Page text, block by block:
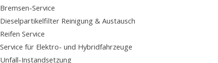
Bremsen-Service
Dieselpartikelfilter Reinigung & Austausch
Reifen Service
Service für Elektro- und Hybridfahrzeuge
Unfall-Instandsetzung